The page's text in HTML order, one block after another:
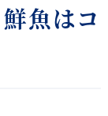
魚はコ